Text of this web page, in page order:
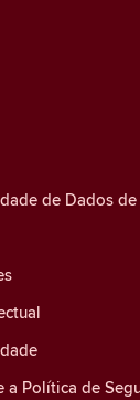
de Dados
a Política de